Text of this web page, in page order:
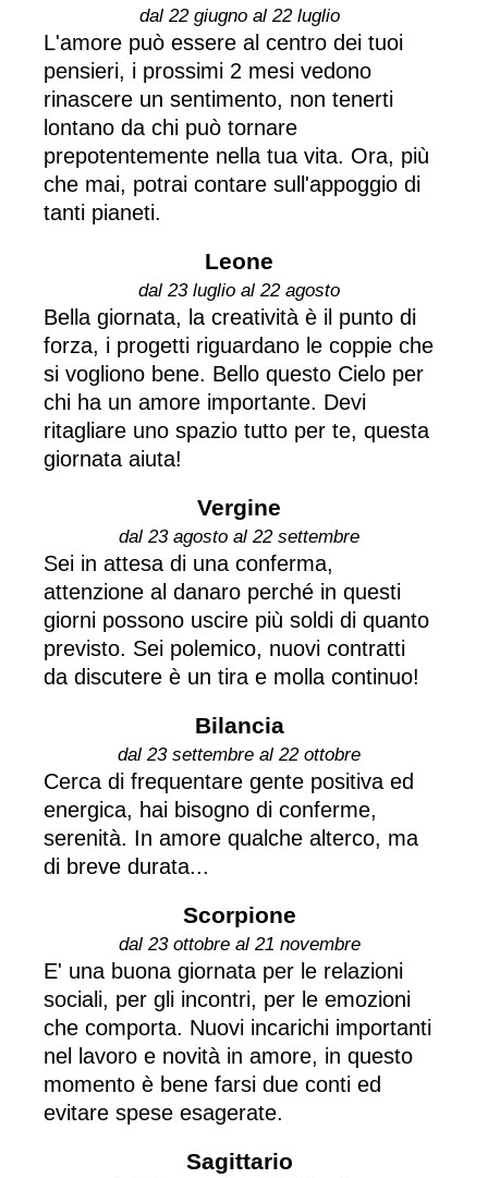
dal 22 giugno al 22 luglio
L'amore può essere al centro dei tuoi
pensieri, i prossimi 2 mesi vedono
rinascere un sentimento, non tenerti
lontano da chi può tornare
prepotentemente nella tua vita. Ora, più
che mai, potrai contare sull'appoggio di
tanti pianeti.
Leone
dal 23 luglio al 22 agosto
Bella giornata, la creatività è il punto di
forza, i progetti riguardano le coppie che
si vogliono bene. Bello questo Cielo per
chi ha un amore importante. Devi
ritagliare uno spazio tutto per te, questa
giornata aiuta!
Vergine
dal 23 agosto al 22 settembre
Sei in attesa di una conferma,
attenzione al danaro perché in questi
giorni possono uscire più soldi di quanto
previsto. Sei polemico, nuovi contratti
da discutere è un tira e molla continuo!
Bilancia
dal 23 settembre al 22 ottobre
Cerca di frequentare gente positiva ed
energica, hai bisogno di conferme,
serenità. In amore qualche alterco, ma
di breve durata...
Scorpione
dal 23 ottobre al 21 novembre
E' una buona giornata per le relazioni
sociali, per gli incontri, per le emozioni
che comporta. Nuovi incarichi importanti
nel lavoro e novità in amore, in questo
momento è bene farsi due conti ed
evitare spese esagerate.
Sagittario